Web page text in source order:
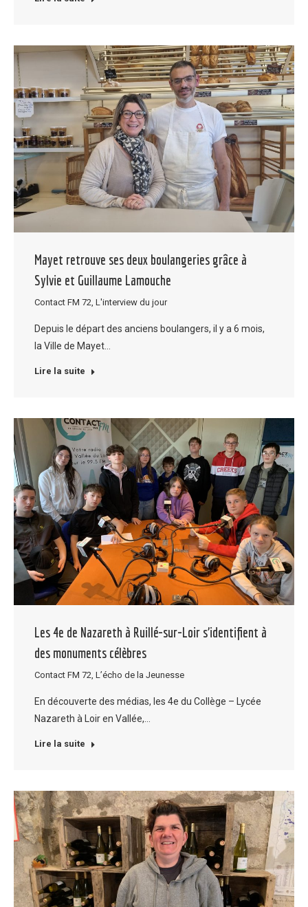
Mayet retrouve ses deux boulangeries grâce à
Sylvie et Guillaume Lamouche
Contact FM 72 L'interview du jour
Depuis le départ des anciens boulangers, il y a 6 mois,
la Ville de Mayet…
Lire la suite
Les 4e de Nazareth à Ruillé-sur-Loir s’identifient à
des monuments célèbres
Contact FM 72 L’écho de la Jeunesse
En découverte des médias, les 4e du Collège – Lycée
Nazareth à Loir en Vallée,…
Lire la suite